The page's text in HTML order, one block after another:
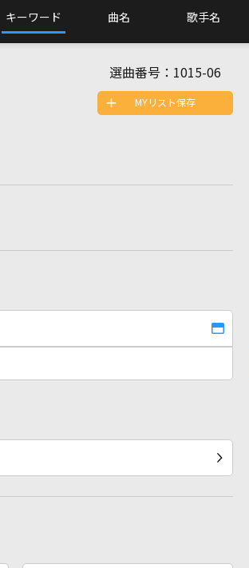
キーワード 曲名 歌手名
選曲番号： 1015-06
MYリスト保存